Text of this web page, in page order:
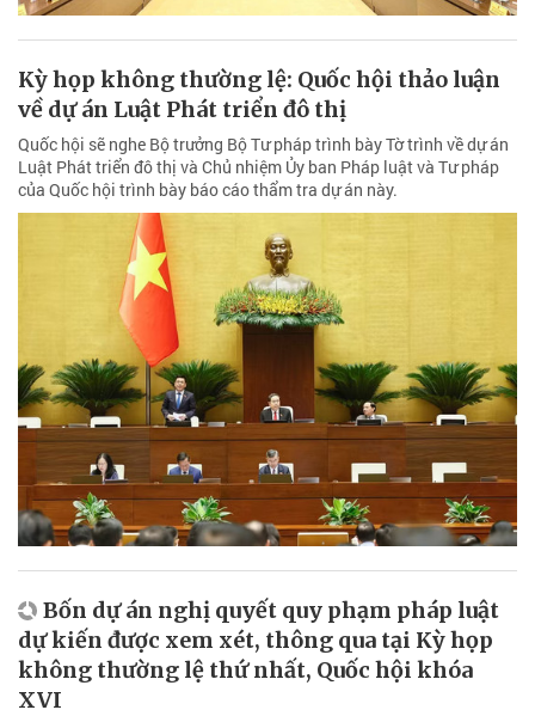
Kỳ họp không thường lệ: Quốc hội thảo luận
về dự án Luật Phát triển đô thị
Quốc hội sẽ nghe Bộ trưởng Bộ Tư pháp trình bày Tờ trình về dự án
Luật Phát triển đô thị và Chủ nhiệm Ủy ban Pháp luật và Tư pháp
của Quốc hội trình bày báo cáo thẩm tra dự án này.
Bốn dự án nghị quyết quy phạm pháp luật
dự kiến được xem xét, thông qua tại Kỳ họp
không thường lệ thứ nhất, Quốc hội khóa
XVI